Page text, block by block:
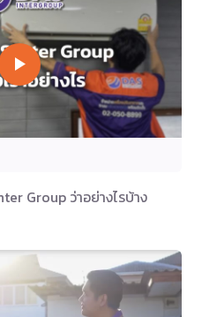
Group ว่าอย่างไรบ้าง